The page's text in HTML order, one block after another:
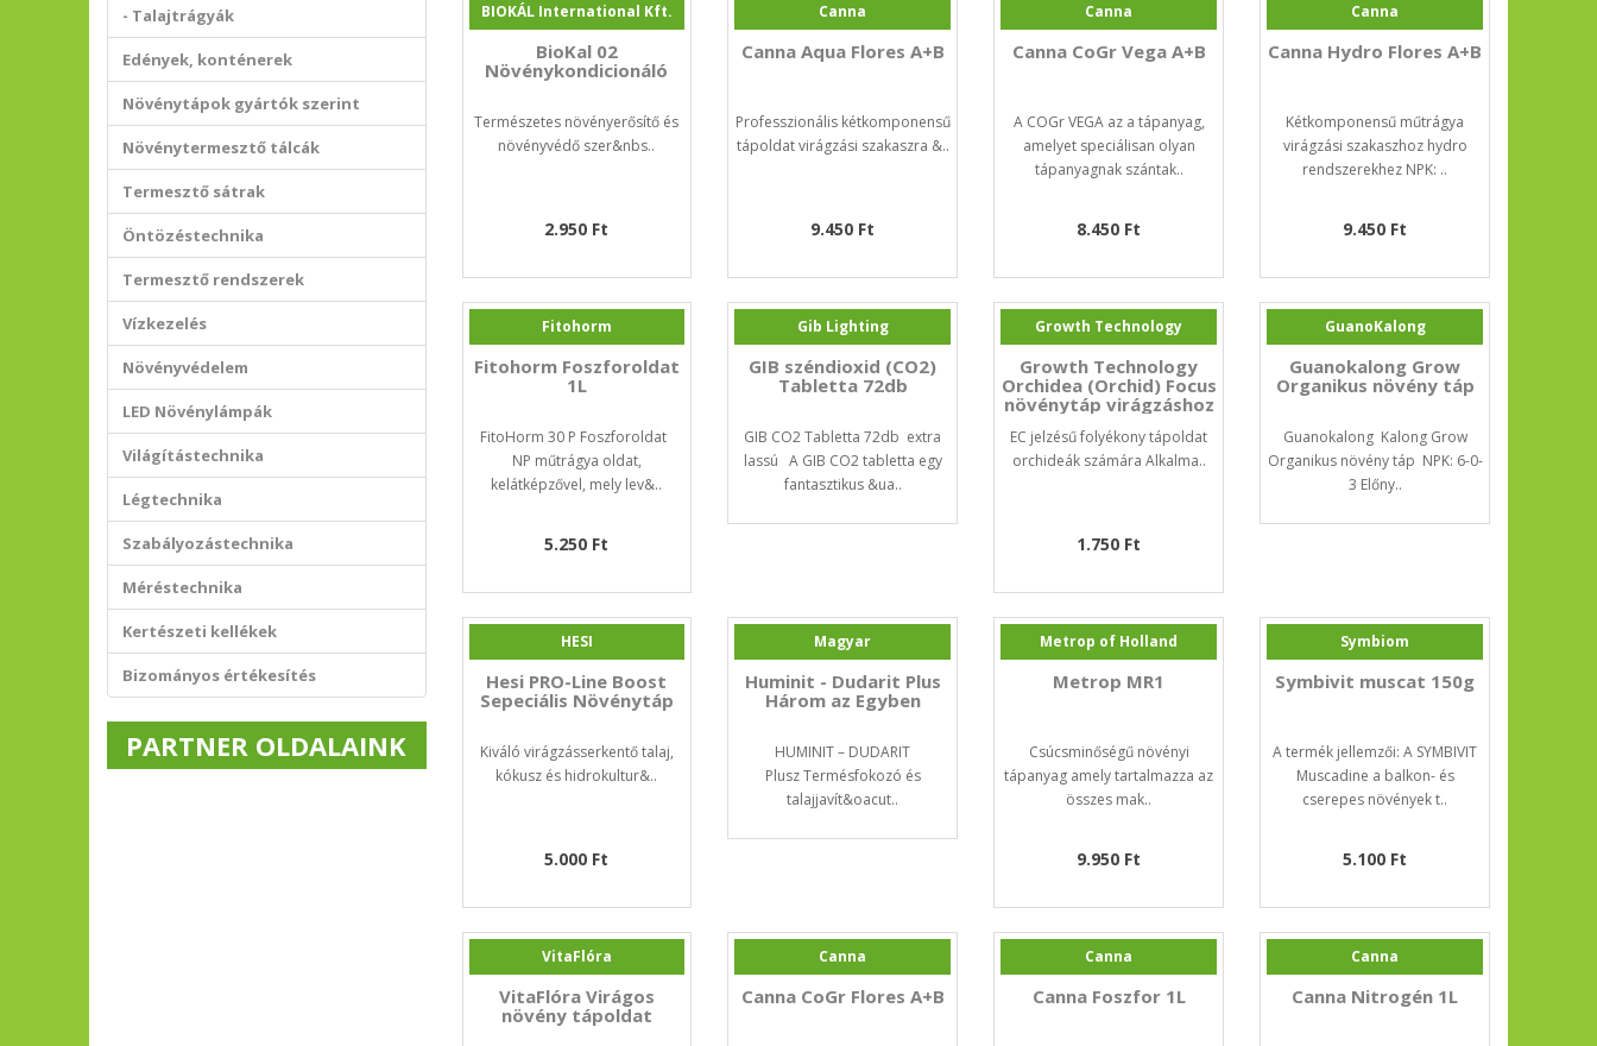
- Talajtrágyák
Edények, konténerek
Növénytápok gyártók szerint
Növénytermesztő tálcák
Termesztő sátrak
Öntözéstechnika
Termesztő rendszerek
Vízkezelés
Növényvédelem
LED Növénylámpák
Világítástechnika
Légtechnika
Szabályozástechnika
Méréstechnika
Kertészeti kellékek
Bizományos értékesítés
PARTNER OLDALAINK
BIOKÁL International Kft.
BioKal 02
Növénykondicionáló
Természetes növényerősítő és
növényvédő szer&nbs..
2.950 Ft
Canna
Canna Aqua Flores A+B
Professzionális kétkomponensű
tápoldat virágzási szakaszra &..
9.450 Ft
Canna
Canna CoGr Vega A+B
A COGr VEGA az a tápanyag,
amelyet speciálisan olyan
tápanyagnak szántak..
8.450 Ft
Canna
Canna Hydro Flores A+B
Kétkomponensű műtrágya
virágzási szakaszhoz hydro
rendszerekhez NPK: ..
9.450 Ft
Fitohorm
Fitohorm Foszforoldat
1L
FitoHorm 30 P Foszforoldat
NP műtrágya oldat,
kelátképzővel, mely lev&..
5.250 Ft
Gib Lighting
GIB széndioxid (CO2)
Tabletta 72db
GIB CO2 Tabletta 72db extra
lassú A GIB CO2 tabletta egy
fantasztikus &ua..
Growth Technology
Growth Technology
Orchidea (Orchid) Focus
növénytáp virágzáshoz
EC jelzésű folyékony tápoldat
orchideák számára Alkalma..
1.750 Ft
GuanoKalong
Guanokalong Grow
Organikus növény táp
Guanokalong Kalong Grow
Organikus növény táp NPK: 6-0-
3 Előny..
HESI
Hesi PRO-Line Boost
Sepeciális Növénytáp
Kiváló virágzásserkentő talaj,
kókusz és hidrokultur&..
5.000 Ft
Magyar
Huminit - Dudarit Plus
Három az Egyben
HUMINIT – DUDARIT
Plusz Termésfokozó és
talajjavít&oacut..
Metrop of Holland
Metrop MR1
Csúcsminőségű növényi
tápanyag amely tartalmazza az
összes mak..
9.950 Ft
Symbiom
Symbivit muscat 150g
A termék jellemzői: A SYMBIVIT
Muscadine a balkon- és
cserepes növények t..
5.100 Ft
VitaFlóra
VitaFlóra Virágos
növény tápoldat
Canna
Canna CoGr Flores A+B
Canna
Canna Foszfor 1L
Canna
Canna Nitrogén 1L